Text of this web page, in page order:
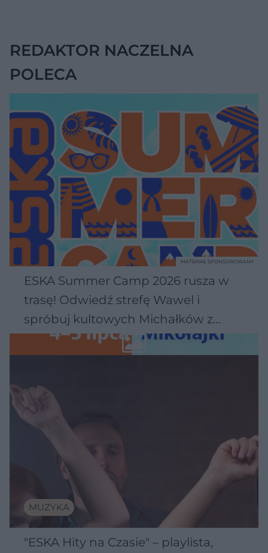
REDAKTOR NACZELNA
POLECA
ESKA Summer Camp 2026 rusza w
trasę! Odwiedź strefę Wawel i
spróbuj kultowych Michałków z
Wawelu
MATERIAŁ SPONSOROWANY
MUZYKA
"ESKA Hity na Czasie" – playlista,